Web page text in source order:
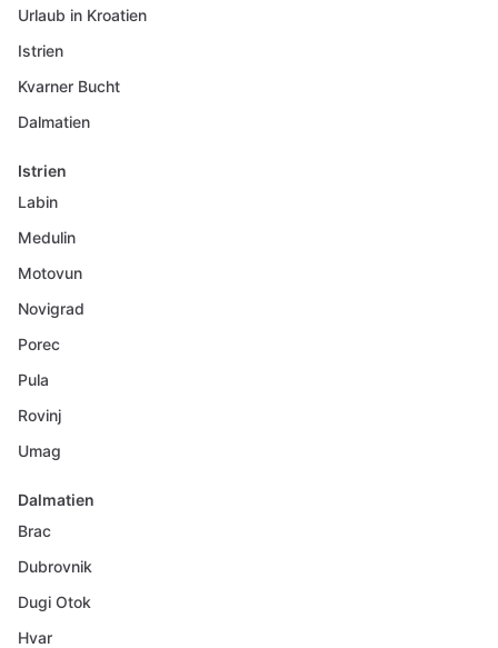
Urlaub in Kroatien
Istrien
Kvarner Bucht
Dalmatien
Istrien
Labin
Medulin
Motovun
Novigrad
Porec
Pula
Rovinj
Umag
Dalmatien
Brac
Dubrovnik
Dugi Otok
Hvar